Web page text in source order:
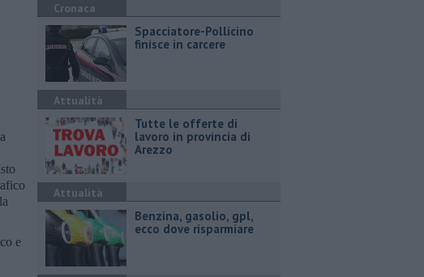
e
Cronaca
Spacciatore-Pollicino
finisce in carcere
Attualità
​Tutte le offerte di
lavoro in provincia di
Arezzo
Attualità
​Benzina, gasolio, gpl,
ecco dove risparmiare